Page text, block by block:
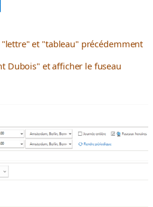
et "tableau" précédemment
Dubois" et afficher le fuseau